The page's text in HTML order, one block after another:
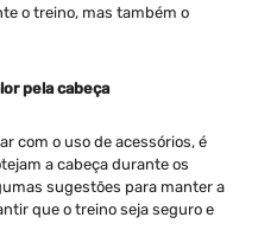
o treino, mas também o
pela cabeça
com o uso de acessórios, é
a cabeça durante os
sugestões para manter a
que o treino seja seguro e